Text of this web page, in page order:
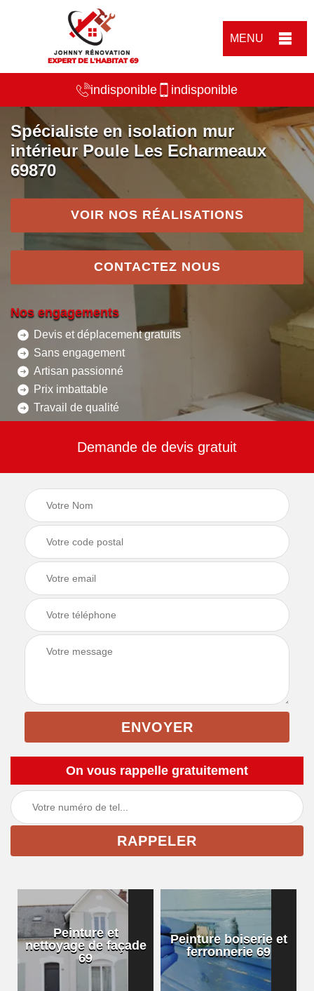
MENU
indisponible indisponible
Spécialiste en isolation mur
intérieur Poule Les Echarmeaux
69870
VOIR NOS RÉALISATIONS
CONTACTEZ NOUS
Nos engagements
Devis et déplacement gratuits
Sans engagement
Artisan passionné
Prix imbattable
Travail de qualité
Demande de devis gratuit
On vous rappelle gratuitement
Peinture et
nettoyage de façade
69
Peinture boiserie et
ferronnerie 69